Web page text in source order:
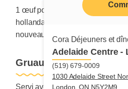
Cora Déjeuners et
Adelaide Centre -
(519) 679-0009
1030 Adelaide Street
London, ON N5Y2M9
1 œuf poché sur muffin anglais,
hollandaise. Servi avec choix de
nouveau duo sucré-salé.
Gruau de tous les jours
Servi avec cassonade, crème ou